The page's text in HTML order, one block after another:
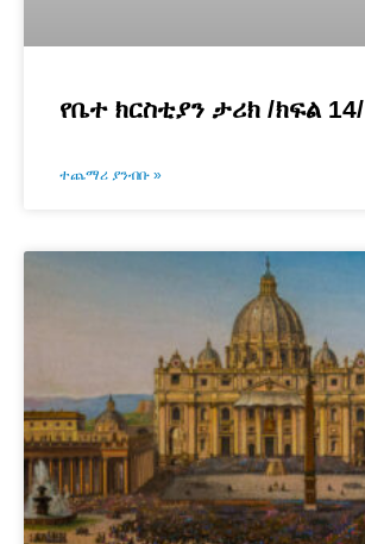
የቤተ ክርስቲያን ታሪክ /ክፍል 14/
ተጨማሪ ያንብቡ »